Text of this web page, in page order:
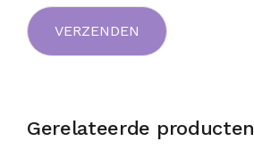
Gerelateerde producten